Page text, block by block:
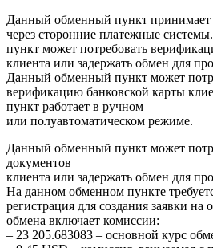
Данный обменный пункт принимает
через сторонние платежные
пункт может потребовать
клиента или задержать обмен для
Данный обменный пункт может
верификацию банковской карты
пункт работает в ручном
или полуавтоматическом режиме.
Данный обменный пункт может
документов
клиента или задержать обмен для
На данном обменном пункте
регистрация для создания заявки
обмена включает комиссии:
– 23 205.683083 – основной курс